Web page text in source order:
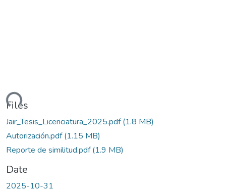
Files
Jair_Tesis_Licenciatura_2025.pdf(1.8 MB)
Autorización.pdf(1.15 MB)
Reporte de similitud.pdf(1.9 MB)
Date
2025-10-31